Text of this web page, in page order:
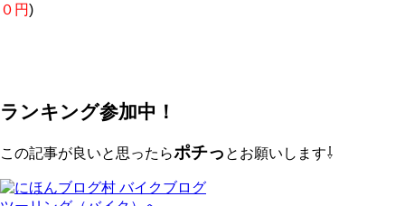
０円)
ランキング参加中！
この記事が良いと思ったらポチっ とお願いします⇩